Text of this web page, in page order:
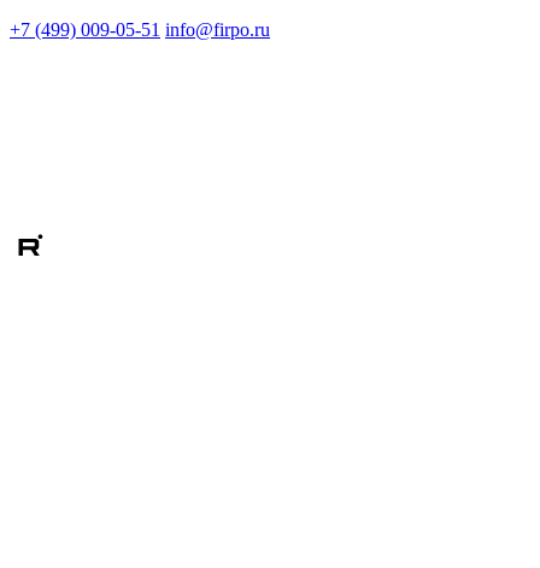
+7 (499) 009-05-51 info@firpo.ru